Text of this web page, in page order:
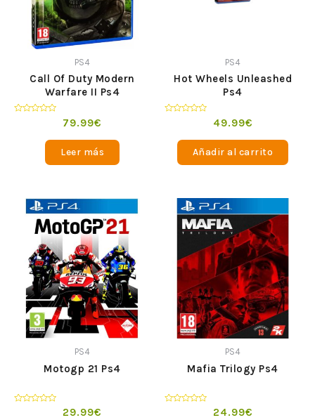
PS4
Call Of Duty Modern
Warfare II Ps4
79.99€
Leer más
PS4
Hot Wheels Unleashed
Ps4
49.99€
Añadir al carrito
PS4
Motogp 21 Ps4
29.99€
PS4
Mafia Trilogy Ps4
24.99€